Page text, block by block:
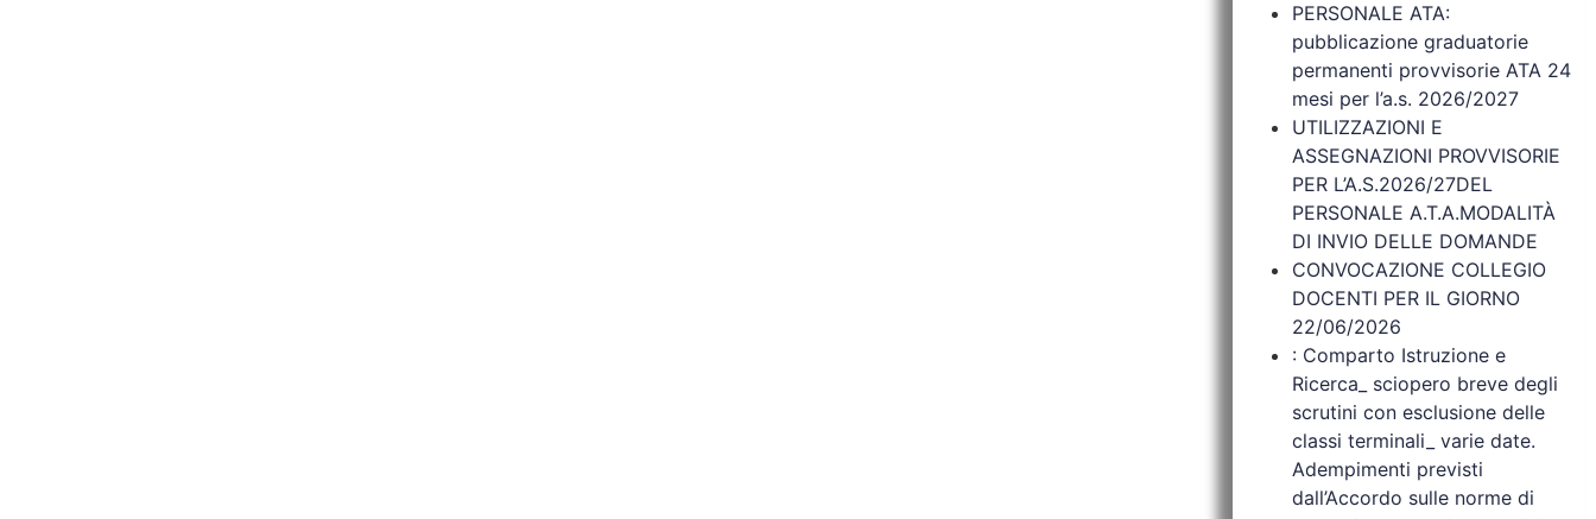
PERSONALE ATA:
pubblicazione graduatorie
permanenti provvisorie ATA 24
mesi per l’a.s. 2026/2027
UTILIZZAZIONI E
ASSEGNAZIONI PROVVISORIE
PER L’A.S.2026/27DEL
PERSONALE A.T.A.MODALITÀ
DI INVIO DELLE DOMANDE
CONVOCAZIONE COLLEGIO
DOCENTI PER IL GIORNO
22/06/2026
: Comparto Istruzione e
Ricerca_ sciopero breve degli
scrutini con esclusione delle
classi terminali_ varie date.
Adempimenti previsti
dall’Accordo sulle norme di